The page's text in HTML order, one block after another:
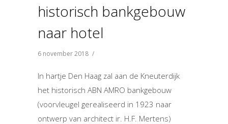
historisch bankgebouw
naar hotel
6 november 2018 /
In hartje Den Haag zal aan de Kneuterdijk
het historisch ABN AMRO bankgebouw
(voorvleugel gerealiseerd in 1923 naar
ontwerp van architect ir. H.F. Mertens)